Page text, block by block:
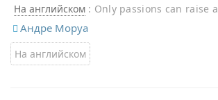
На английском : Only passions can raise
Андре Моруа
На английском